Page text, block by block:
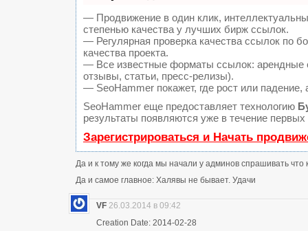
— Продвижение в один клик,
степенью качества у лучших бирж ссылок.
— Регулярная проверка качества ссылок по
качества проекта.
— Все известные форматы ссылок: арендные
отзывы, статьи, пресс-релизы).
— SeoHammer покажет, где рост или
SeoHammer еще предоставляет технологию
результаты появляются уже в течение первых
Зарегистрироваться и Начать
Да и к тому же когда мы начали у админов спрашивать что
Да и самое главное: Халявы не бывает. Удачи
VF 26.03.2014 в 09:42
Creation Date: 2014-02-28